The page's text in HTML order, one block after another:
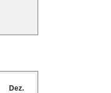
Dez.